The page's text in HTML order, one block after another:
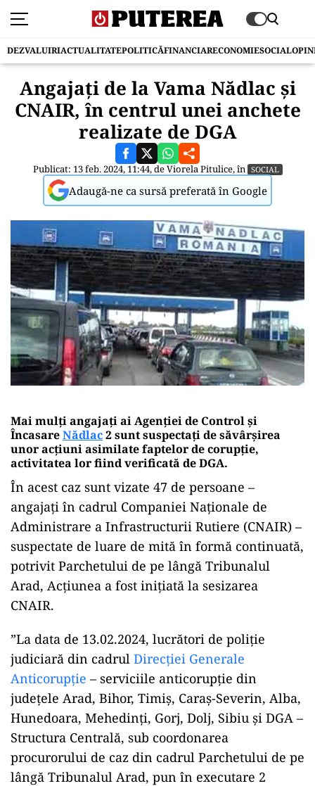
DEZVALUIRIACTUALITATEPOLITICĂFINANCIARECONOMIESOCIAL
Angajați de la Vama Nădlac și
CNAIR, în centrul unei anchete
realizate de DGA
Publicat: 13 feb. 2024, 11:44, deViorela Pitulice, în SOCIAL
Adaugă-ne ca sursă preferată în Google
Mai mulți angajaţi ai Agenţiei de Control şi
ÎncasareNădlac2 sunt suspectaţi de săvârşirea
unor acţiuni asimilate faptelor de corupţie,
activitatea lor fiind verificată de DGA.
În acest caz sunt vizate 47 de persoane –
angajaţi în cadrul Companiei Naţionale de
Administrare a Infrastructurii Rutiere (CNAIR) –
suspectate de luare de mită în formă continuată,
potrivit Parchetului de pe lângă Tribunalul
Arad, Acţiunea a fost iniţiată la sesizarea
CNAIR.
”La data de 13.02.2024, lucrători de poliţie
judiciară din cadrul Direcţiei Generale
Anticorupţie – serviciile anticorupţie din
judeţele Arad, Bihor, Timiş, Caraş-Severin, Alba,
Hunedoara, Mehedinţi, Gorj, Dolj, Sibiu şi DGA –
Structura Centrală, sub coordonarea
procurorului de caz din cadrul Parchetului de pe
lângă Tribunalul Arad, pun în executare 2